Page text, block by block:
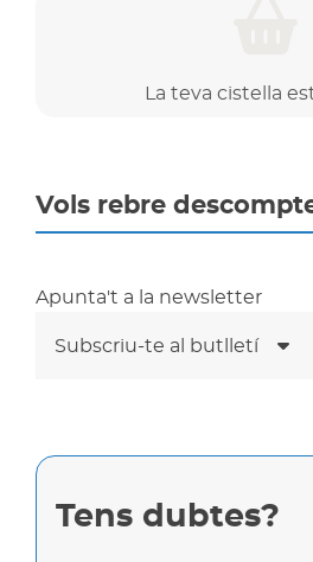
La teva cistella
Vols rebre
Apunta't a la newsletter
Subscriu-te al butlletí
Tens dubtes?